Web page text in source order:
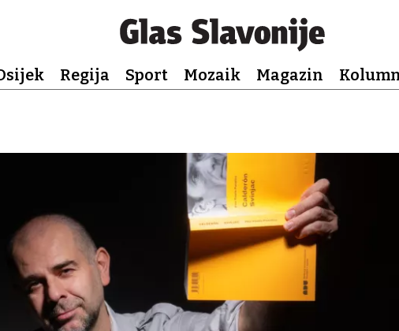
Regija Sport Mozaik Magazin